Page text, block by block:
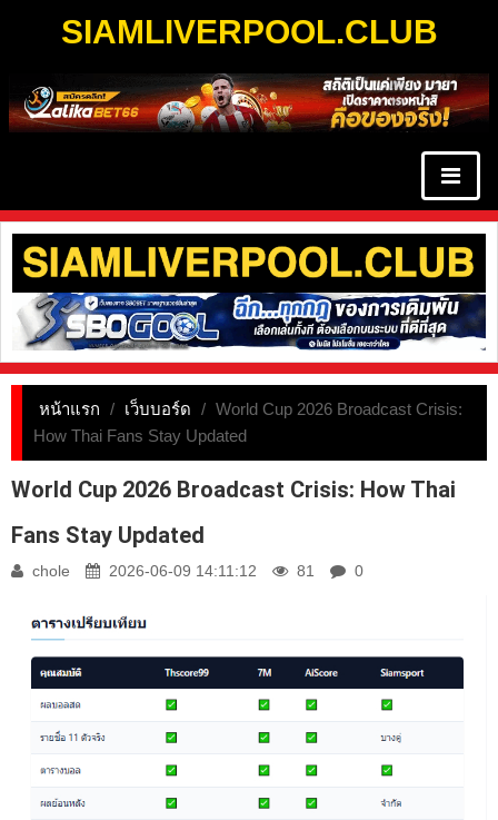
SIAMLIVERPOOL.CLUB
หน้าแรก / เว็บบอร์ด / World Cup 2026 Broadcast Crisis:
How Thai Fans Stay Updated
World Cup 2026 Broadcast Crisis: How Thai
Fans Stay Updated
chole 2026-06-09 14:11:12 81 0